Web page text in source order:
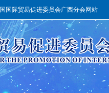
国际贸易促进委员会广西分会网站